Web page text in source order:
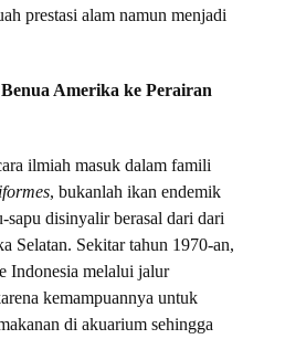
prestasi alam namun menjadi
Amerika ke Perairan
ilmiah masuk dalam famili
, bukanlah ikan endemik
sapu disinyalir berasal dari dari
Selatan. Sekitar tahun 1970-an,
Indonesia melalui jalur
kemampuannya untuk
di akuarium sehingga